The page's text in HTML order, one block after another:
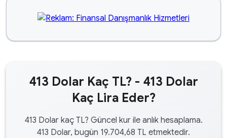
413 Dolar Kaç TL? - 413 Dolar
Kaç Lira Eder?
413 Dolar kaç TL? Güncel kur ile anlık hesaplama.
413 Dolar, bugün 19.704,68 TL etmektedir.